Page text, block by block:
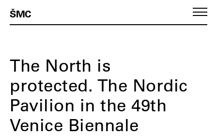
ŠMC
The North is
protected. The Nordic
Pavilion in the 49th
Venice Biennale